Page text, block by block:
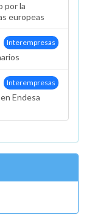
por la
europeas
Interempresas
Interempresas
Endesa